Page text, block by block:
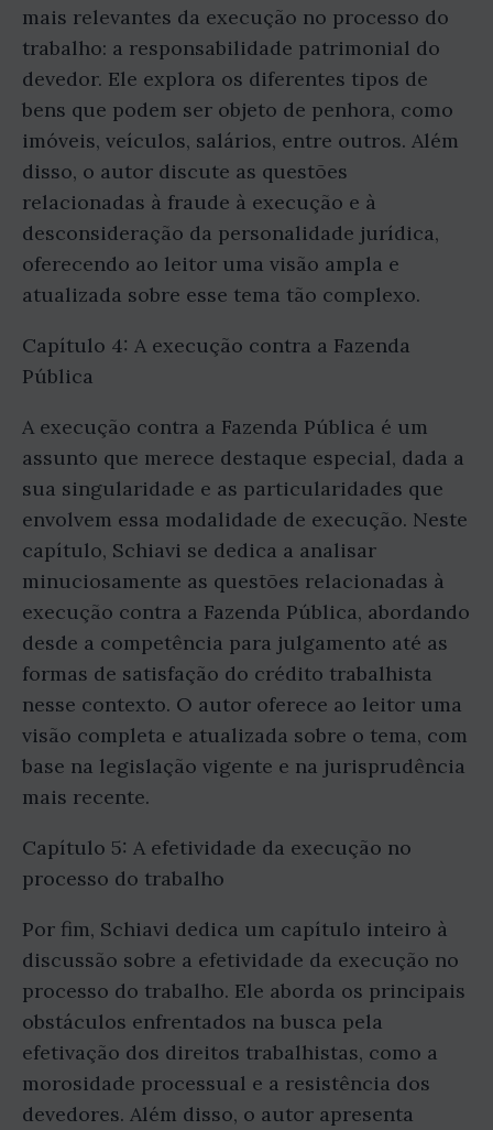
mais relevantes da execução no processo do
trabalho: a responsabilidade patrimonial do
devedor. Ele explora os diferentes tipos de
bens que podem ser objeto de penhora, como
imóveis, veículos, salários, entre outros. Além
disso, o autor discute as questões
relacionadas à fraude à execução e à
desconsideração da personalidade jurídica,
oferecendo ao leitor uma visão ampla e
atualizada sobre esse tema tão complexo.
Capítulo 4: A execução contra a Fazenda
Pública
A execução contra a Fazenda Pública é um
assunto que merece destaque especial, dada a
sua singularidade e as particularidades que
envolvem essa modalidade de execução. Neste
capítulo, Schiavi se dedica a analisar
minuciosamente as questões relacionadas à
execução contra a Fazenda Pública, abordando
desde a competência para julgamento até as
formas de satisfação do crédito trabalhista
nesse contexto. O autor oferece ao leitor uma
visão completa e atualizada sobre o tema, com
base na legislação vigente e na jurisprudência
mais recente.
Capítulo 5: A efetividade da execução no
processo do trabalho
Por fim, Schiavi dedica um capítulo inteiro à
discussão sobre a efetividade da execução no
processo do trabalho. Ele aborda os principais
obstáculos enfrentados na busca pela
efetivação dos direitos trabalhistas, como a
morosidade processual e a resistência dos
devedores. Além disso, o autor apresenta